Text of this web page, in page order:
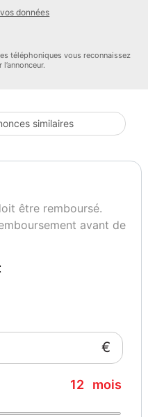
données
téléphoniques vous reconnaissez
similaires
être remboursé.
avant de
€
12 mois